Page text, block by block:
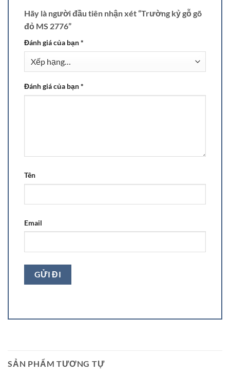
Hãy là người đầu tiên nhận xét “Trường kỷ gỗ gõ
đỏ MS 2776”
Đánh giá của bạn*
Đánh giá của bạn*
Tên
Email
SẢN PHẨM TƯƠNG TỰ